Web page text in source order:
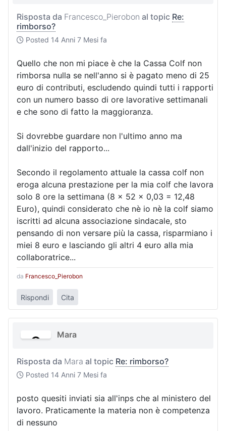
Risposta da Francesco_Pierobon al topic Re:
rimborso?
Posted 14 Anni 7 Mesi fa
Quello che non mi piace è che la Cassa Colf non
rimborsa nulla se nell'anno si è pagato meno di 25
euro di contributi, escludendo quindi tutti i rapporti
con un numero basso di ore lavorative settimanali
e che sono di fatto la maggioranza.
Si dovrebbe guardare non l'ultimo anno ma
dall'inizio del rapporto...
Secondo il regolamento attuale la cassa colf non
eroga alcuna prestazione per la mia colf che lavora
solo 8 ore la settimana (8 x 52 x 0,03 = 12,48
Euro), quindi considerato che nè io nè la colf siamo
iscritti ad alcuna associazione sindacale, sto
pensando di non versare più la cassa, risparmiano i
miei 8 euro e lasciando gli altri 4 euro alla mia
collaboratrice...
da Francesco_Pierobon
Rispondi Cita
Mara
Risposta da Mara al topic Re: rimborso?
Posted 14 Anni 7 Mesi fa
posto quesiti inviati sia all'inps che al ministero del
lavoro. Praticamente la materia non è competenza
di nessuno